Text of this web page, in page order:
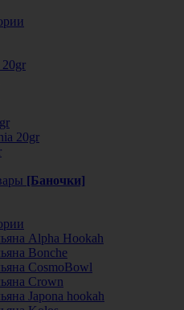
20gr
[Баночки]
Alpha Hookah
Bonche
CosmoBowl
Crown
Japona hookah